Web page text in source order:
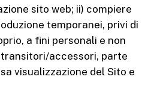
sito web; ii) compiere
temporanei, privi di
a fini personali e non
accessori, parte
visualizzazione del Sito e